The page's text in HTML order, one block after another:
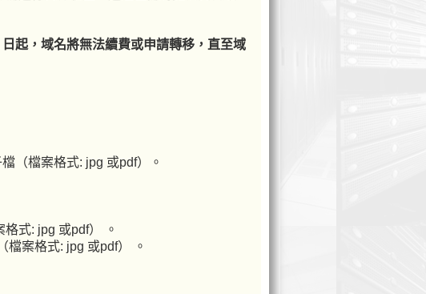
起，域名將無法續費或申請轉移，直至域
（檔案格式: jpg 或pdf）。
式: jpg 或pdf） 。
檔案格式: jpg 或pdf） 。